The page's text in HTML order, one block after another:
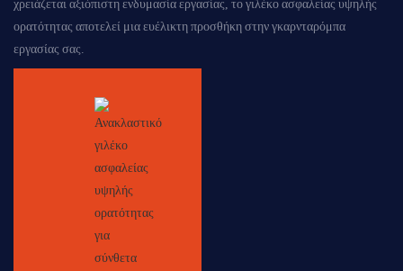
χρειάζεται αξιόπιστη ενδυμασία εργασίας, τογιλέκο ασφαλείας υψηλής
ορατότητας αποτελεί μια ευέλικτη προσθήκη στην γκαρνταρόμπα
εργασίας σας.